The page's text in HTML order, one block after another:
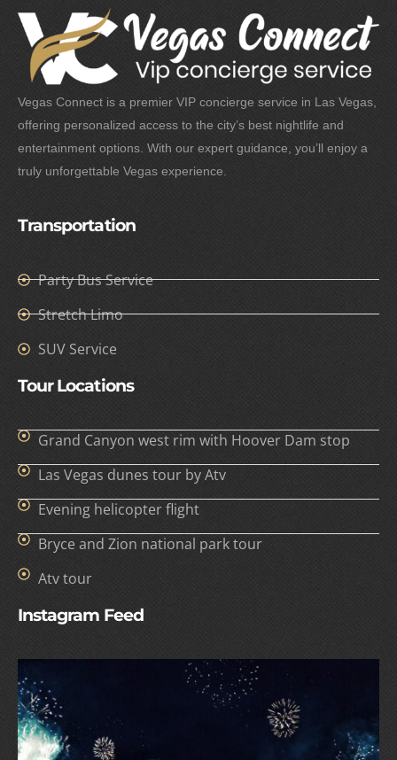
Vegas Connect is a premier VIP concierge service in Las Vegas,
offering personalized access to the city’s best nightlife and
entertainment options. With our expert guidance, you’ll enjoy a
truly unforgettable Vegas experience.
Transportation
Party Bus Service
Stretch Limo
SUV Service
Tour Locations
Grand Canyon west rim with Hoover Dam stop
Las Vegas dunes tour by Atv
Evening helicopter flight
Bryce and Zion national park tour
Atv tour
Instagram Feed